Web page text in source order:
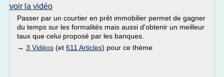
voir la vidéo
Passer par un courtier en prêt immobilier permet de gagner
du temps sur les formalités mais aussi d'obtenir un meilleur
taux que celui proposé par les banques.
→ 3 Vidéos (et 611 Articles) pour ce thème